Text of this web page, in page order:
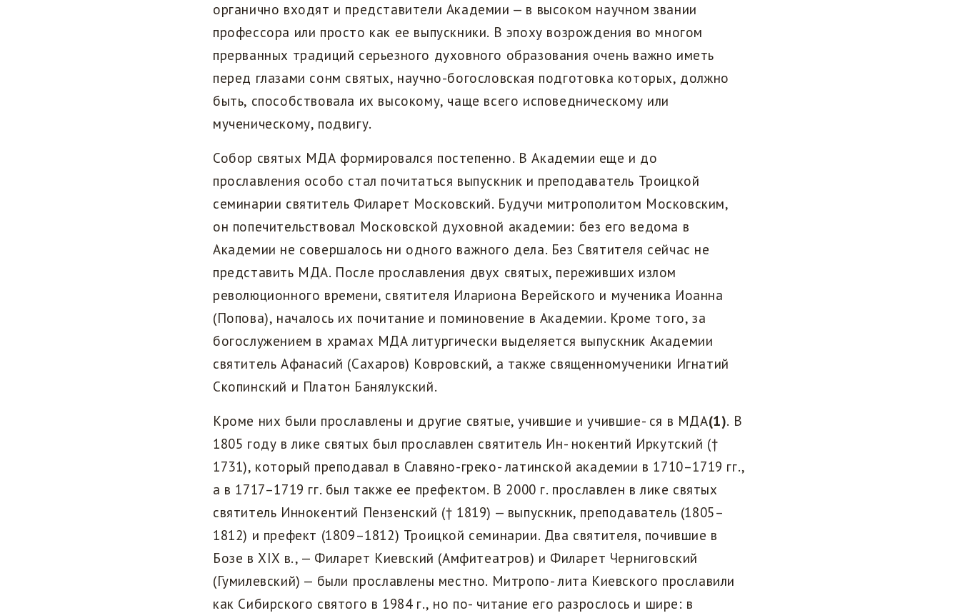
органично входят и представители Академии — в высоком научном звании
профессора или просто как ее выпускники. В эпоху возрождения во многом
прерванных традиций серьезного духовного образования очень важно иметь
перед глазами сонм святых, научно-богословская подготовка которых, должно
быть, способствовала их высокому, чаще всего исповедническому или
мученическому, подвигу.
Собор святых МДА формировался постепенно. В Академии еще и до
прославления особо стал почитаться выпускник и преподаватель Троицкой
семинарии святитель Филарет Московский. Будучи митрополитом Московским,
он попечительствовал Московской духовной академии: без его ведома в
Академии не совершалось ни одного важного дела. Без Святителя сейчас не
представить МДА. После прославления двух святых, переживших излом
революционного времени, святителя Илариона Верейского и мученика Иоанна
(Попова), началось их почитание и поминовение в Академии. Кроме того, за
богослужением в храмах МДА литургически выделяется выпускник Академии
святитель Афанасий (Сахаров) Ковровский, а также священномученики Игнатий
Скопинский и Платон Банялукский.
Кроме них были прославлены и другие святые, учившие и учившие- ся в МДА(1). В
1805 году в лике святых был прославлен святитель Ин- нокентий Иркутский (†
1731), который преподавал в Славяно-греко- латинской академии в 1710–1719 гг.,
а в 1717–1719 гг. был также ее префектом. В 2000 г. прославлен в лике святых
святитель Иннокентий Пензенский († 1819) — выпускник, преподаватель (1805–
1812) и префект (1809–1812) Троицкой семинарии. Два святителя, почившие в
Бозе в XIX в., — Филарет Киевский (Амфитеатров) и Филарет Черниговский
(Гумилевский) — были прославлены местно. Митропо- лита Киевского прославили
как Сибирского святого в 1984 г., но по- читание его разрослось и шире: в